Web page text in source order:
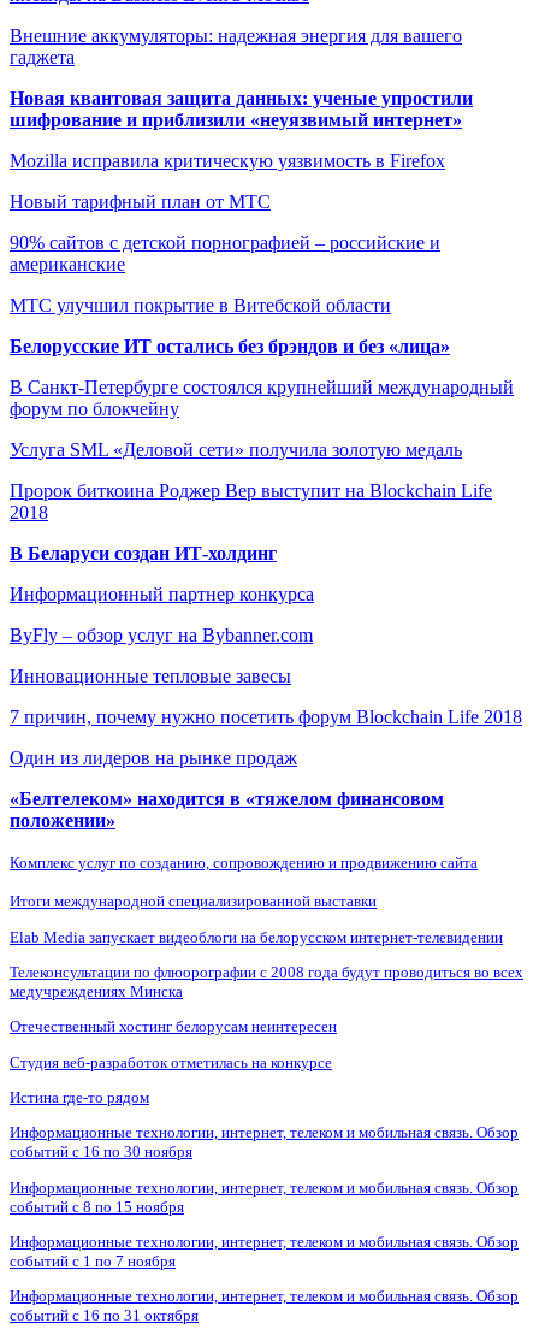
Внешние аккумуляторы: надежная энергия для вашего
гаджета
Новая квантовая защита данных: ученые упростили
шифрование и приблизили «неуязвимый интернет»
Mozilla исправила критическую уязвимость в Firefox
Новый тарифный план от МТС
90% сайтов с детской порнографией – российские и
американские
МТС улучшил покрытие в Витебской области
Белорусские ИТ остались без брэндов и без «лица»
В Санкт-Петербурге состоялся крупнейший международный
форум по блокчейну
Услуга SML «Деловой сети» получила золотую медаль
Пророк биткоина Роджер Вер выступит на Blockchain Life
2018
В Беларуси создан ИТ-холдинг
Информационный партнер конкурса
ByFly – обзор услуг на Bybanner.com
Инновационные тепловые завесы
7 причин, почему нужно посетить форум Blockchain Life 2018
Один из лидеров на рынке продаж
«Белтелеком» находится в «тяжелом финансовом
положении»
Комплекс услуг по созданию, сопровождению и продвижению сайта
Итоги международной специализированной выставки
Elab Media запускает видеоблоги на белорусском интернет-телевидении
Телеконсультации по флюорографии с 2008 года будут проводиться во всех
медучреждениях Минска
Отечественный хостинг белорусам неинтересен
Студия веб-разработок отметилась на конкурсе
Истина где-то рядом
Информационные технологии, интернет, телеком и мобильная связь. Обзор
событий с 16 по 30 ноября
Информационные технологии, интернет, телеком и мобильная связь. Обзор
событий с 8 по 15 ноября
Информационные технологии, интернет, телеком и мобильная связь. Обзор
событий с 1 по 7 ноября
Информационные технологии, интернет, телеком и мобильная связь. Обзор
событий с 16 по 31 октября